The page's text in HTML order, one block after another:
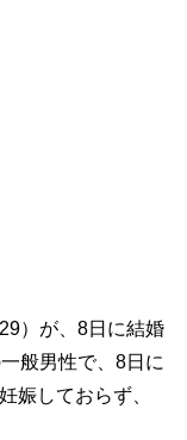
）が、8日に結婚
般男性で、8日に
娠しておらず、